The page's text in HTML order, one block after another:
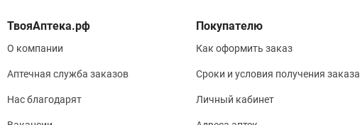
О компании
Аптечная служба заказов
Нас благодарят
Покупателю
Как оформить заказ
Сроки и условия получения заказа
Личный кабинет